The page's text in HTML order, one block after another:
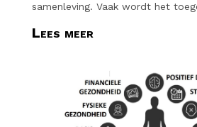
samenleving. Vaak wordt het
Lees meer